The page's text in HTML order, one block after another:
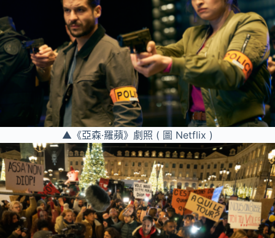
▲《亞森·羅蘋》劇照 ( 圖 Netflix )